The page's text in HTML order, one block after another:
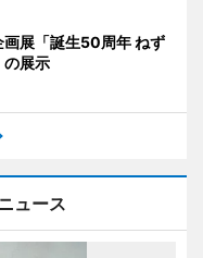
展「誕生50周年 ねず
の展示
ュース